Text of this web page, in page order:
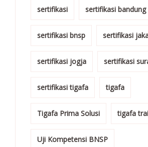
sertifikasi sertifikasi bandung
sertifikasi bnsp sertifikasi
sertifikasi jogja sertifikasi
sertifikasi tigafa tigafa
Tigafa Prima Solusi tigafa
Uji Kompetensi BNSP